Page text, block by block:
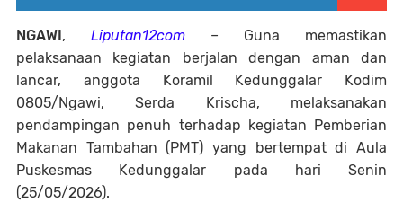
NGAWI, Liputan12com – Guna memastikan
pelaksanaan kegiatan berjalan dengan aman dan
lancar, anggota Koramil Kedunggalar Kodim
0805/Ngawi, Serda Krischa, melaksanakan
pendampingan penuh terhadap kegiatan Pemberian
Makanan Tambahan (PMT) yang bertempat di Aula
Puskesmas Kedunggalar pada hari Senin
(25/05/2026).